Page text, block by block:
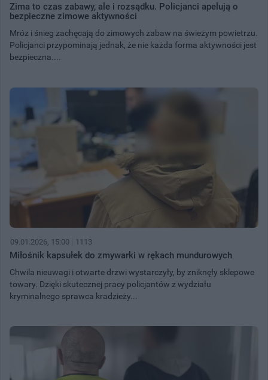
Zima to czas zabawy, ale i rozsądku. Policjanci apelują o
bezpieczne zimowe aktywności
Mróz i śnieg zachęcają do zimowych zabaw na świeżym powietrzu.
Policjanci przypominają jednak, że nie każda forma aktywności jest
bezpieczna....
09.01.2026, 15:00 1113
Miłośnik kapsułek do zmywarki w rękach mundurowych
Chwila nieuwagi i otwarte drzwi wystarczyły, by zniknęły sklepowe
towary. Dzięki skutecznej pracy policjantów z wydziału
kryminalnego sprawca kradzieży...